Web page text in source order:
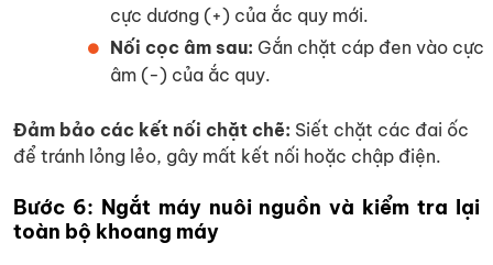
cực dương (+) của ắc quy mới.
Nối cọc âm sau: Gắn chặt cáp đen vào cực
âm (-) của ắc quy.
Đảm bảo các kết nối chặt chẽ: Siết chặt các đai ốc
để tránh lỏng lẻo, gây mất kết nối hoặc chập điện.
Bước 6: Ngắt máy nuôi nguồn và kiểm tra lại
toàn bộ khoang máy